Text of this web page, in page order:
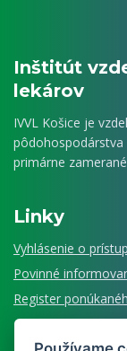
Inštitút
lekárov
IVVL Košice je
pôdohospodárstva
primárne
Linky
Vyhlásenie o
Povinné
Register